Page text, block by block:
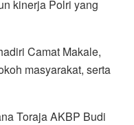
kinerja Polri yang
Camat Makale,
masyarakat, serta
Toraja AKBP Budi